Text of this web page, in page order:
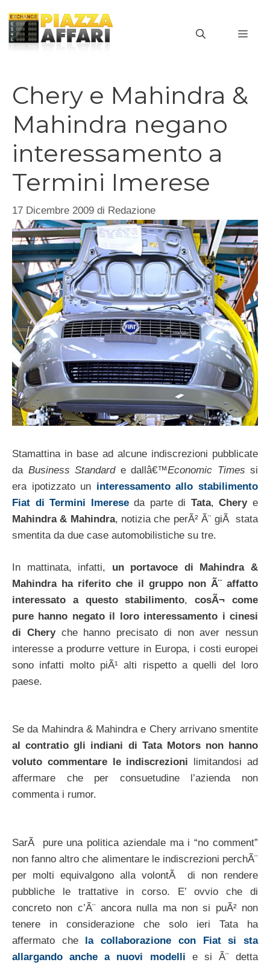
contenuto
Chery e Mahindra &
Mahindra negano
interessamento a
Termini Imerese
17 Dicembre 2009 di Redazione
Stamattina in base ad alcune indiscrezioni pubblicate
da Business Standarde dallâ€™Economic Times si
era ipotizzato un interessamento allo stabilimento
Fiat di Termini Imereseda parte di Tata,Cherye
Mahindra & Mahindra, notizia che perÃ² Ã¨ giÃ stata
smentita da due case automobilistiche su tre.
In mattinata, infatti, un portavoce di Mahindra &
Mahindra ha riferito che il gruppo non Ã¨ affatto
interessato a questo stabilimento,cosÃ¬ come
pure hanno negato il loro interessamento i cinesi
di Cheryche hanno precisato di non aver nessun
interesse a produrre vetture in Europa, i costi europei
sono infatti molto piÃ¹ alti rispetto a quelli del loro
paese.
Se da Mahindra & Mahindra e Chery arrivano smentite
al contratio gli indiani di Tata Motors non hanno
voluto commentare le indiscrezioni limitandosi ad
affermare che per consuetudine l’azienda non
commenta i rumor.
SarÃ pure una politica aziendale ma i “no comment”
non fanno altro che alimentare le indiscrezioni perchÃ¨
per molti equivalgono alla volontÃ di non rendere
pubbliche le trattative in corso. E’ ovvio che di
concreto non c’Ã¨ ancora nulla ma non si puÃ² non
tenere in considerazione che solo ieri Tata ha
affermato che la collaborazione con Fiat si sta
allargando anche a nuovi modelli e si Ã¨ detta